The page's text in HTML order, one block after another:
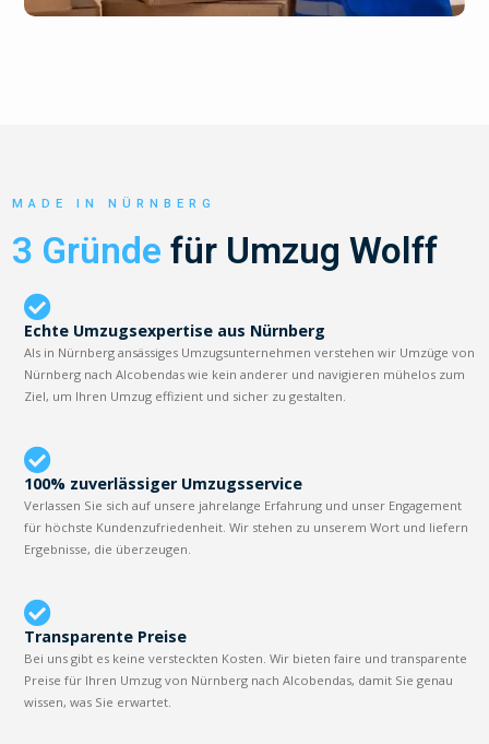
MADE IN NÜRNBERG
3 Gründe für Umzug Wolff
Echte Umzugsexpertise aus Nürnberg
Als in Nürnberg ansässiges Umzugsunternehmen verstehen wir Umzüge von
Nürnberg nach Alcobendas wie kein anderer und navigieren mühelos zum
Ziel, um Ihren Umzug effizient und sicher zu gestalten.
100% zuverlässiger Umzugsservice
Verlassen Sie sich auf unsere jahrelange Erfahrung und unser Engagement
für höchste Kundenzufriedenheit. Wir stehen zu unserem Wort und liefern
Ergebnisse, die überzeugen.
Transparente Preise
Bei uns gibt es keine versteckten Kosten. Wir bieten faire und transparente
Preise für Ihren Umzug von Nürnberg nach Alcobendas, damit Sie genau
wissen, was Sie erwartet.